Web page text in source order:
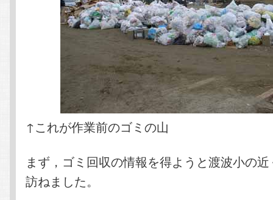
↑これが作業前のゴミの山
まず，ゴミ回収の情報を得ようと渡波小の
訪ねました。